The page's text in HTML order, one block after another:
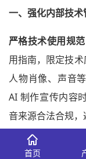
一、强化内部技术
严格技术使用规范
用指南，限定技
人物肖像、声音
AI 制作宣传内容
音来源合法合规，
技术审核流程标
首页